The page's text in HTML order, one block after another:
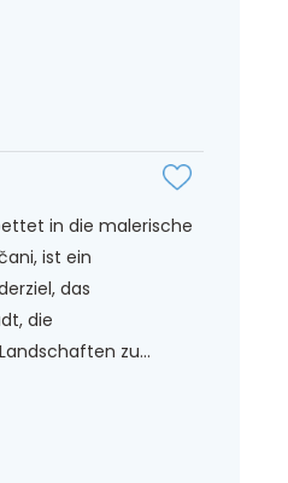
in die malerische
ist ein
das
die
zu...